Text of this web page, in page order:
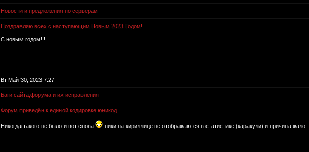
Новости и предложения по серверам
Поздравляю всех с наступающим Новым 2023 Годом!
С новым годом!!!
Вт Май 30, 2023 7:27
Баги сайта,форума и их исправления
Форум приведён к единой кодировке юникод
Никогда такого не было и вот снова ники на кириллице не отображаются в статистике (каракули) и причина жало ...